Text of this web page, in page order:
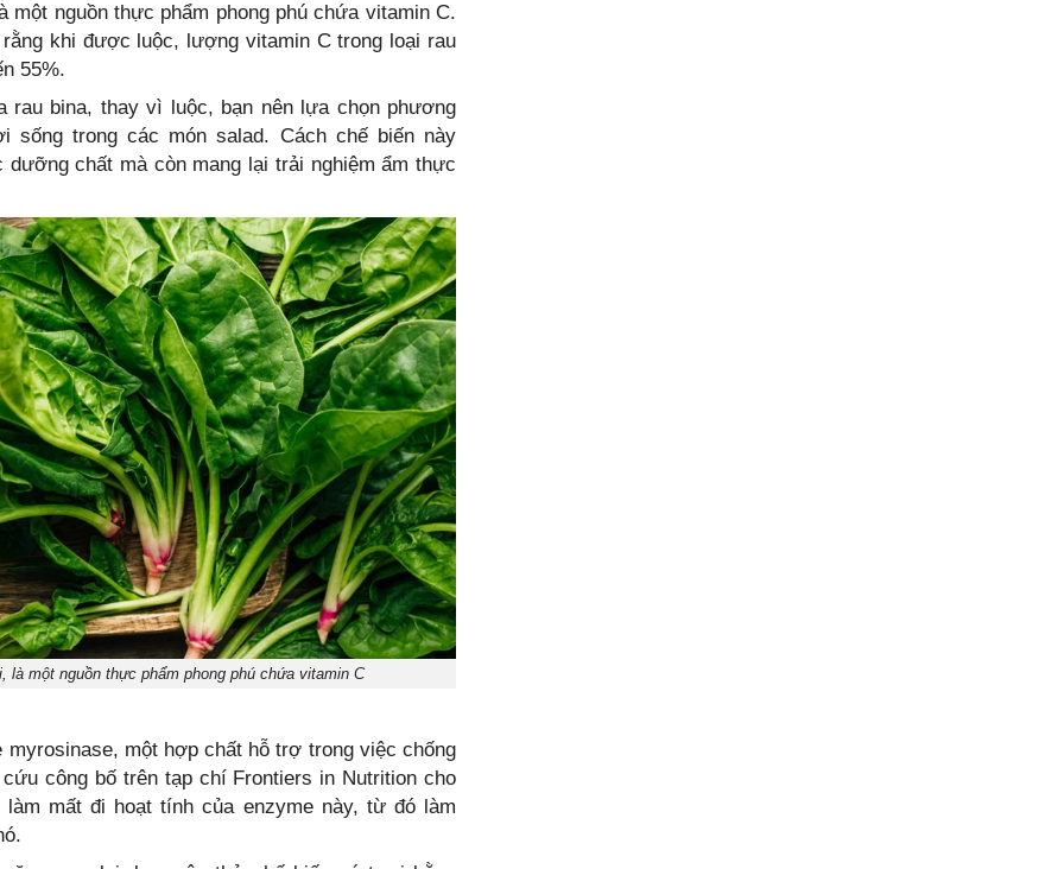
một nguồn thực phẩm phong phú chứa vitamin C.
khi được luộc, lượng vitamin C trong loại rau
55%.
bina, thay vì luộc, bạn nên lựa chọn phương
sống trong các món salad. Cách chế biến này
chất mà còn mang lại trải nghiệm ẩm thực
là một nguồn thực phẩm phong phú chứa vitamin C
một hợp chất hỗ trợ trong việc chống
công bố trên tạp chí Frontiers in Nutrition cho
mất đi hoạt tính của enzyme này, từ đó làm